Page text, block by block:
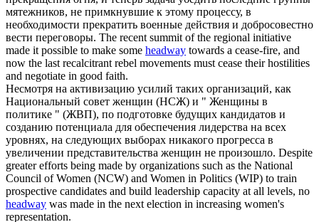
мятежников, не примкнувшие к этому процессу, в
необходимости прекратить военные действия и добросовестно
вести переговоры. The recent summit of the regional initiative
made it possible to make some headway towards a cease-fire, and
now the last recalcitrant rebel movements must cease their hostilities
and negotiate in good faith.
Несмотря на активизацию усилий таких организаций, как
Национальный совет женщин (НСЖ) и " Женщины в
политике " (ЖВП), по подготовке будущих кандидатов и
созданию потенциала для обеспечения лидерства на всех
уровнях, на следующих выборах никакого прогресса в
увеличении представительства женщин не произошло. Despite
greater efforts being made by organizations such as the National
Council of Women (NCW) and Women in Politics (WIP) to train
prospective candidates and build leadership capacity at all levels, no
headway was made in the next election in increasing women's
representation.